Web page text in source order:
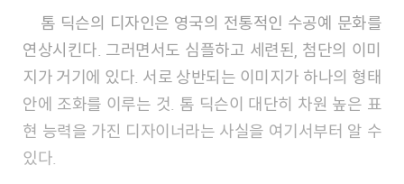
톰 딕슨의 디자인은 영국의 전통적인 수공예 문화를
연상시킨다. 그러면서도 심플하고 세련된, 첨단의 이미
지가 거기에 있다. 서로 상반되는 이미지가 하나의 형태
안에 조화를 이루는 것. 톰 딕슨이 대단히 차원 높은 표
현 능력을 가진 디자이너라는 사실을 여기서부터 알 수
있다.